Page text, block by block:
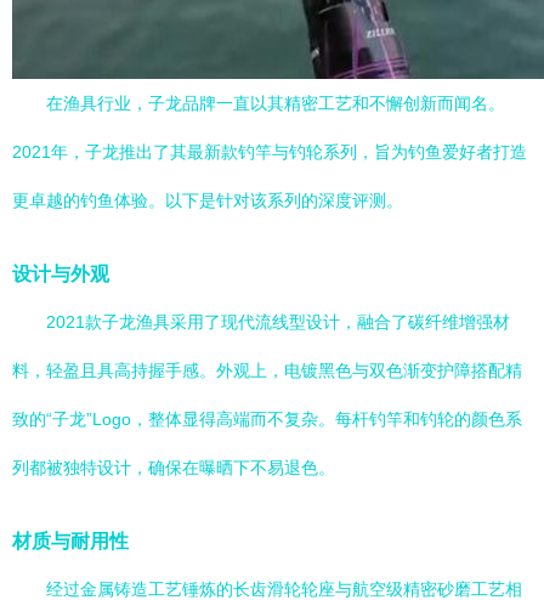
在渔具行业，子龙品牌一直以其精密工艺和不懈创新而闻名。
2021年，子龙推出了其最新款钓竿与钓轮系列，旨为钓鱼爱好者打造
更卓越的钓鱼体验。以下是针对该系列的深度评测。
设计与外观
2021款子龙渔具采用了现代流线型设计，融合了碳纤维增强材
料，轻盈且具高持握手感。外观上，电镀黑色与双色渐变护障搭配精
致的“子龙”Logo，整体显得高端而不复杂。每杆钓竿和钓轮的颜色系
列都被独特设计，确保在曝晒下不易退色。
材质与耐用性
经过金属铸造工艺锤炼的长齿滑轮轮座与航空级精密砂磨工艺相